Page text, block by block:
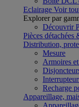
Eclairage Voir
Explorer par
Découvrir
Pièces détachées
Distribution,
Mesure
Armoires
Recharge
Appareillage,